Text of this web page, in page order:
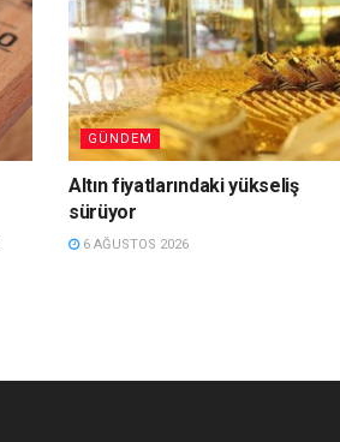
GÜNDEM
Altın fiyatlarındaki yükseliş
sürüyor
6 AĞUSTOS 2026